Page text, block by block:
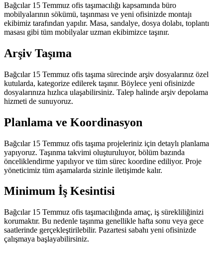
Bağcılar 15 Temmuz ofis taşımacılığı kapsamında büro
mobilyalarının sökümü, taşınması ve yeni ofisinizde montajı
ekibimiz tarafından yapılır. Masa, sandalye, dosya dolabı, toplantı
masası gibi tüm mobilyalar uzman ekibimizce taşınır.
Arşiv Taşıma
Bağcılar 15 Temmuz ofis taşıma sürecinde arşiv dosyalarınız özel
kutularda, kategorize edilerek taşınır. Böylece yeni ofisinizde
dosyalarınıza hızlıca ulaşabilirsiniz. Talep halinde arşiv depolama
hizmeti de sunuyoruz.
Planlama ve Koordinasyon
Bağcılar 15 Temmuz ofis taşıma projeleriniz için detaylı planlama
yapıyoruz. Taşınma takvimi oluşturuluyor, bölüm bazında
önceliklendirme yapılıyor ve tüm sürec koordine ediliyor. Proje
yöneticimiz tüm aşamalarda sizinle iletişimde kalır.
Minimum İş Kesintisi
Bağcılar 15 Temmuz ofis taşımacılığında amaç, iş sürekliliğinizi
korumaktır. Bu nedenle taşınma genellikle hafta sonu veya gece
saatlerinde gerçekleştirilebilir. Pazartesi sabahı yeni ofisinizde
çalışmaya başlayabilirsiniz.